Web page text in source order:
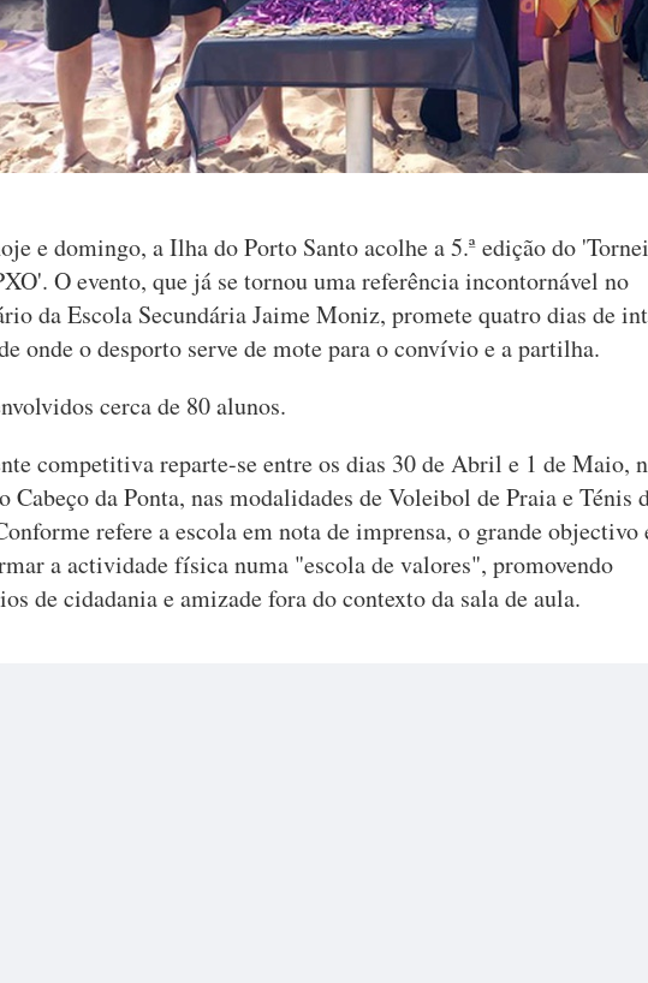
e domingo, a Ilha do Porto Santo acolhe a 5.ª edição do
O evento, que já se tornou uma referência incontornável no
da Escola Secundária Jaime Moniz, promete quatro dias de
onde o desporto serve de mote para o convívio e a partilha.
cerca de 80 alunos.
competitiva reparte-se entre os dias 30 de Abril e 1 de Maio,
Cabeço da Ponta, nas modalidades de Voleibol de Praia e Ténis
refere a escola em nota de imprensa, o grande objectivo
a actividade física numa "escola de valores", promovendo
de cidadania e amizade fora do contexto da sala de aula.